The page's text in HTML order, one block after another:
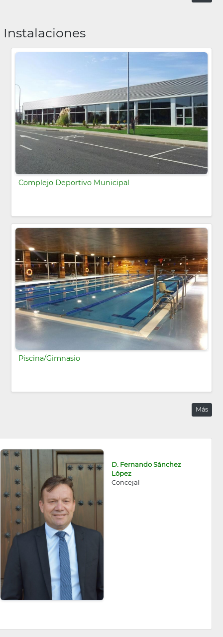
D. Fernando Sánchez
López
Concejal
Instalaciones
Complejo Deportivo Municipal
Piscina/Gimnasio
Más